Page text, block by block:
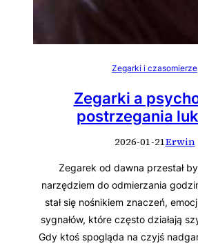
Zegarki i czasomierze
Zegarki a
postrzegania
2026-01-21Erwin
Zegarek od dawna przestał
narzędziem do odmierzania
stał się nośnikiem znaczeń,
sygnałów, które często działają
Gdy ktoś spogląda na czyjś